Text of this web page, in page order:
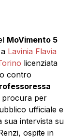
a
[…]
MoVimento 5
Lavinia Flavia
licenziata
contro
procura per
ufficiale e
sua intervista su
ospite in